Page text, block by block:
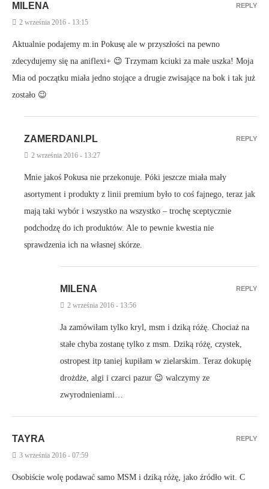
MILENA
2 września 2016 - 13:15
Aktualnie podajemy m.in Pokusę ale w przyszłości na pewno
zdecydujemy się na aniflexi+ 😉 Trzymam kciuki za małe uszka! Moja
Mia od początku miała jedno stojące a drugie zwisające na bok i tak już
zostało 😉
REPLY
ZAMERDANI.PL
2 września 2016 - 13:27
Mnie jakoś Pokusa nie przekonuje. Póki jeszcze miała mały
asortyment i produkty z linii premium było to coś fajnego, teraz jak
mają taki wybór i wszystko na wszystko – trochę sceptycznie
podchodzę do ich produktów. Ale to pewnie kwestia nie
sprawdzenia ich na własnej skórze.
REPLY
MILENA
2 września 2016 - 13:56
Ja zamówiłam tylko kryl, msm i dziką różę. Chociaż na
stałe chyba zostanę tylko z msm. Dziką różę, czystek,
ostropest itp taniej kupiłam w zielarskim. Teraz dokupię
drożdże, algi i czarci pazur 😉 walczymy ze
zwyrodnieniami…
REPLY
TAYRA
3 września 2016 - 07:59
Osobiście wolę podawać samo MSM i dziką różę, jako źródło wit. C
REPLY